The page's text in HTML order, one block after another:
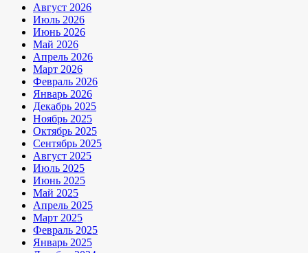
Август 2026
Июль 2026
Июнь 2026
Май 2026
Апрель 2026
Март 2026
Февраль 2026
Январь 2026
Декабрь 2025
Ноябрь 2025
Октябрь 2025
Сентябрь 2025
Август 2025
Июль 2025
Июнь 2025
Май 2025
Апрель 2025
Март 2025
Февраль 2025
Январь 2025